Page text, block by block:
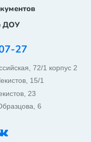
27
72/1 корпус 2
15/1
23
6
ДОУ